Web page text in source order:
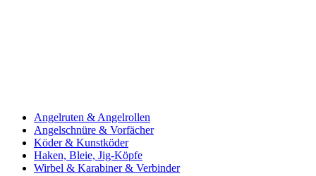
Angelruten & Angelrollen
Angelschnüre & Vorfächer
Köder & Kunstköder
Haken, Bleie, Jig-Köpfe
Wirbel & Karabiner & Verbinder